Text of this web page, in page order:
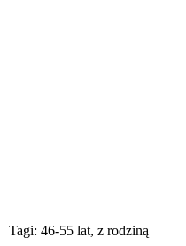
| Tagi: 46-55 lat, z rodziną